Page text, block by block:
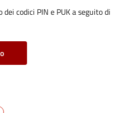
codici PIN e PUK a seguito di